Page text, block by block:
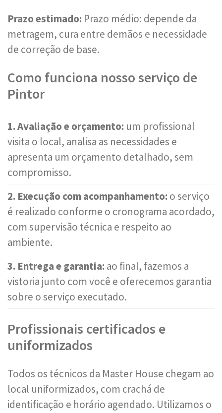
Prazo estimado: Prazo médio: depende da
metragem, cura entre demãos e necessidade
de correção de base.
Como funciona nosso serviço de
Pintor
1. Avaliação e orçamento: um profissional
visita o local, analisa as necessidades e
apresenta um orçamento detalhado, sem
compromisso.
2. Execução com acompanhamento: o serviço
é realizado conforme o cronograma acordado,
com supervisão técnica e respeito ao
ambiente.
3. Entrega e garantia: ao final, fazemos a
vistoria junto com você e oferecemos garantia
sobre o serviço executado.
Profissionais certificados e
uniformizados
Todos os técnicos da Master House chegam ao
local uniformizados, com crachá de
identificação e horário agendado. Utilizamos o